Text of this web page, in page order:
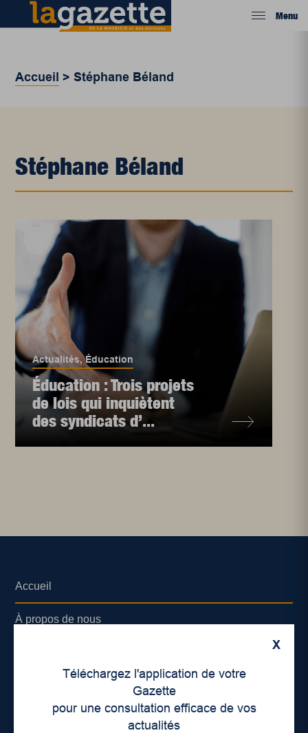
Menu
Accueil >Stéphane Béland
Stéphane Béland
Actualités,Éducation
Éducation : Trois projets
de lois qui inquiètent
des syndicats d’...
X
Téléchargez l'application de votre
Gazette
pour une consultation efficace de vos
actualités
Accueil
À propos de nous
Lieux de distribution